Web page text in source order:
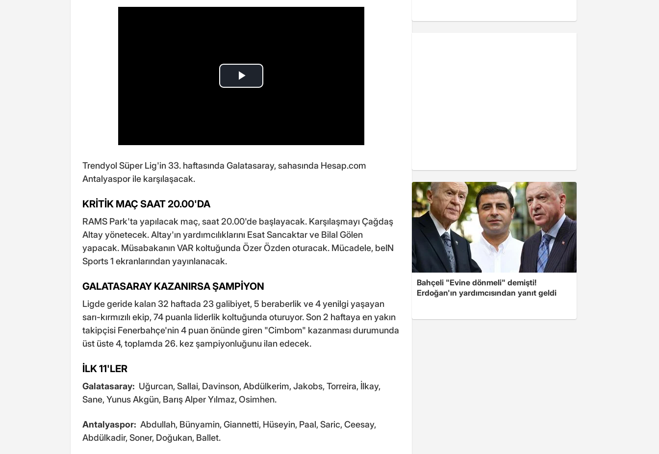
Trendyol Süper Lig'in 33. haftasında Galatasaray, sahasında Hesap.com
Antalyaspor ile karşılaşacak.
KRİTİK MAÇ SAAT 20.00'DA
RAMS Park'ta yapılacak maç, saat 20.00'de başlayacak. Karşılaşmayı Çağdaş
Altay yönetecek. Altay'ın yardımcılıklarını Esat Sancaktar ve Bilal Gölen
yapacak. Müsabakanın VAR koltuğunda Özer Özden oturacak. Mücadele, beIN
Sports 1 ekranlarından yayınlanacak.
GALATASARAY KAZANIRSA ŞAMPİYON
Ligde geride kalan 32 haftada 23 galibiyet, 5 beraberlik ve 4 yenilgi yaşayan
sarı-kırmızılı ekip, 74 puanla liderlik koltuğunda oturuyor. Son 2 haftaya en yakın
takipçisi Fenerbahçe'nin 4 puan önünde giren "Cimbom" kazanması durumunda
üst üste 4, toplamda 26. kez şampiyonluğunu ilan edecek.
İLK 11'LER
Galatasaray: Uğurcan, Sallai, Davinson, Abdülkerim, Jakobs, Torreira, İlkay,
Sane, Yunus Akgün, Barış Alper Yılmaz, Osimhen.
Antalyaspor: Abdullah, Bünyamin, Giannetti, Hüseyin, Paal, Saric, Ceesay,
Abdülkadir, Soner, Doğukan, Ballet.
Bahçeli "Evine dönmeli" demişti!
Erdoğan'ın yardımcısından yanıt geldi